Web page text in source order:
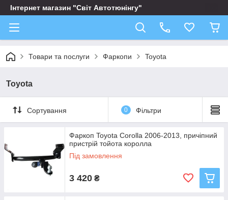
Інтернет магазин "Світ Автотюнінгу"
Товари та послуги Фаркопи Toyota
Toyota
Сортування 0 Фільтри
Фаркоп Toyota Corolla 2006-2013, причіпний
пристрій тойота королла
Під замовлення
3 420 ₴